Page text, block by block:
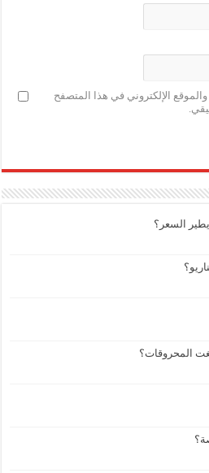
الإلكتروني في هذا المتصفح
السعر؟
المحروقات؟